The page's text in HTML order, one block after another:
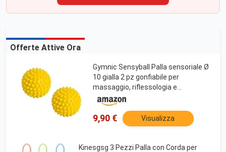
Offerte Attive Ora
Gymnic Sensyball Palla sensoriale Ø
10 gialla 2 pz gonfiabile per
massaggio, riflessologia e
ginnastica dolce, con rilievi tattili per
stimolazione e rilassamento
muscolare
9,90 € Visualizza
Kinesgsg 3 Pezzi Palla con Corda per